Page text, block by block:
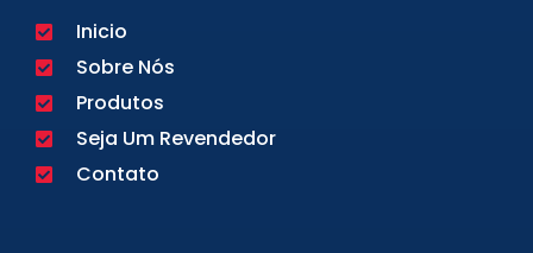
Inicio
Sobre Nós
Produtos
Seja Um Revendedor
Contato